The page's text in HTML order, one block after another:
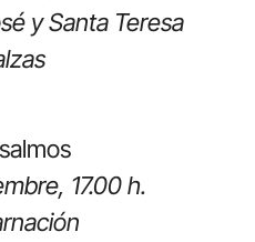
y Santa Teresa
17.00 h.